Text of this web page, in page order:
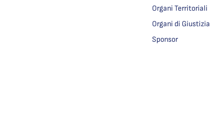
Organi Territoriali
Organi di Giustizia
Sponsor